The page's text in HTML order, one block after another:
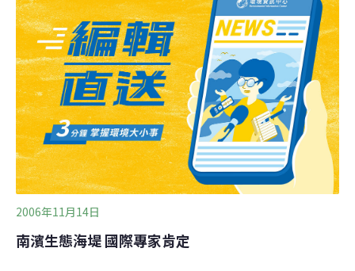
到在河口邊，有一個傳統的漁村聚落──挖仔尾，挖仔尾可
說是大台北地區少數僅存，風頭水尾的小漁村，許多居民
靠著耙文蛤來養家活口。第一次看到漁民在潮間帶耙文蛤
的身影，對比背後的高樓華廈，就像是一幅台灣現代版的
米勒名畫「拾穗」，在城市高度發展的過程中，台灣首善
之區的角落，還有一群老漁民依賴海洋的賜與，簡單的維
持生活所需。
2006年11月14日
南濱生態海堤 國際專家肯定